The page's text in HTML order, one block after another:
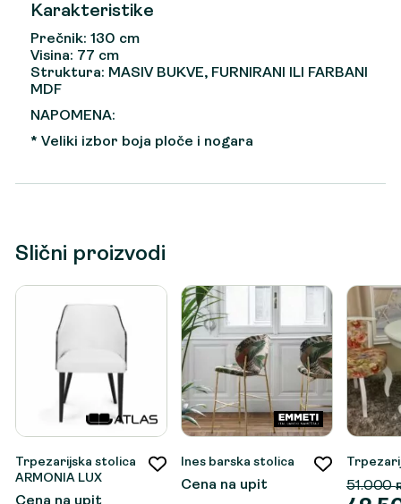
Karakteristike
Prečnik: 130 cm
Visina: 77 cm
Struktura: MASIV BUKVE, FURNIRANI ILI FARBANI
MDF
NAPOMENA:
* Veliki izbor boja ploče i nogara
Slični proizvodi
Trpezarijska stolica
ARMONIA LUX
Cena na upit
Ines barska stolica
Cena na upit 51.000